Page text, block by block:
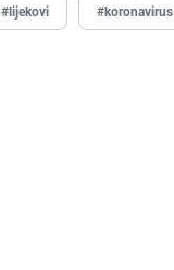
#lijekovi #koronavirus